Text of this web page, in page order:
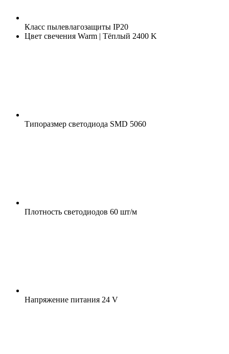
Класс пылевлагозащиты IP20
Цвет свечения Warm | Тёплый 2400 K
Типоразмер светодиода SMD 5060
Плотность светодиодов 60 шт/м
Напряжение питания 24 V